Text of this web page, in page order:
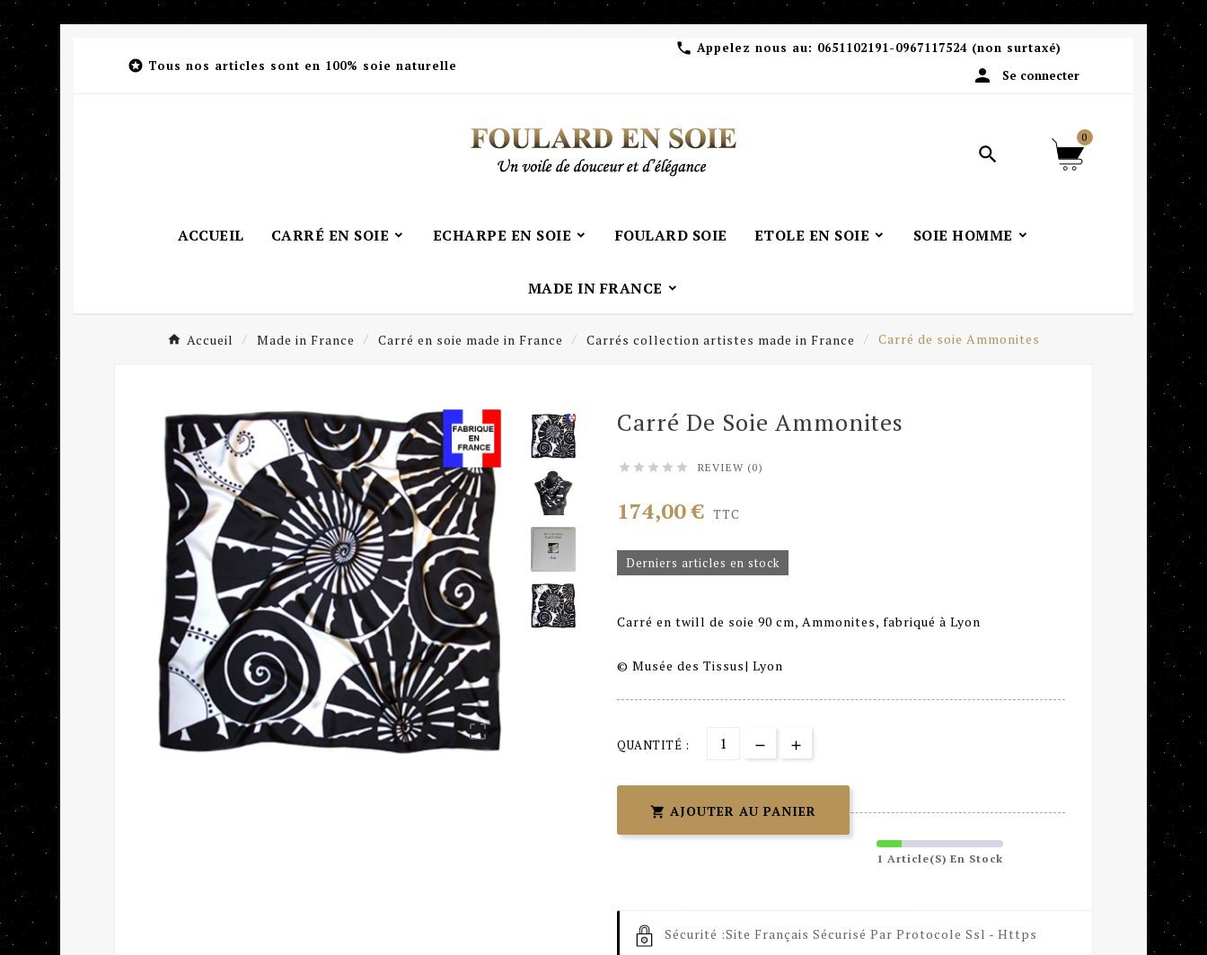
 Tous nos articles sont en 100% soie naturelle
 Appelez nous au: 0651102191-0967117524 (non surtaxé)
 Se connecter

0
ACCUEIL CARRÉ EN SOIE ECHARPE EN SOIE FOULARD SOIE ETOLE EN SOIE SOIE HOMME
MADE IN FRANCE
Accueil Made in France Carré en soie made in France Carrés collection artistes made in France Carré de soie Ammonites

Carré De Soie Ammonites
     REVIEW (0)
174,00 € TTC
Derniers articles en stock
Carré en twill de soie 90 cm, Ammonites, fabriqué à Lyon
© Musée des Tissus| Lyon
QUANTITÉ :
 AJOUTER AU PANIER
1 Article(s) En Stock
Sécurité :Site Français Sécurisé Par Protocole Ssl - Https